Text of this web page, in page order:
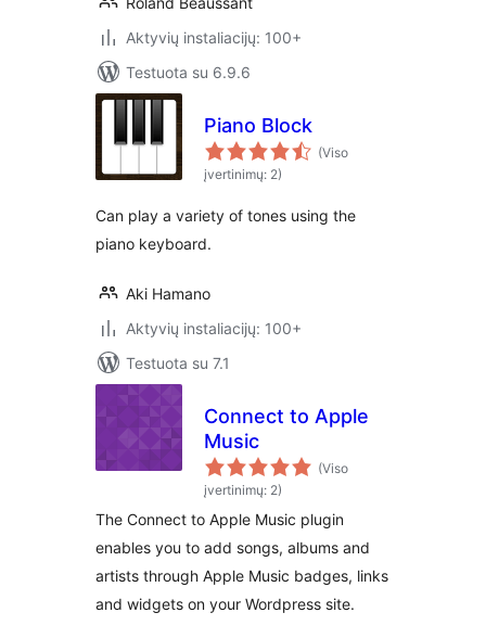
Aktyvių instaliacijų: 100+
Testuota su 6.9.6
Piano Block
(Viso
įvertinimų: 2)
Can play a variety of tones using the
piano keyboard.
Aki Hamano
Aktyvių instaliacijų: 100+
Testuota su 7.1
Connect to Apple
Music
(Viso
įvertinimų: 2)
The Connect to Apple Music plugin
enables you to add songs, albums and
artists through Apple Music badges, links
and widgets on your Wordpress site.